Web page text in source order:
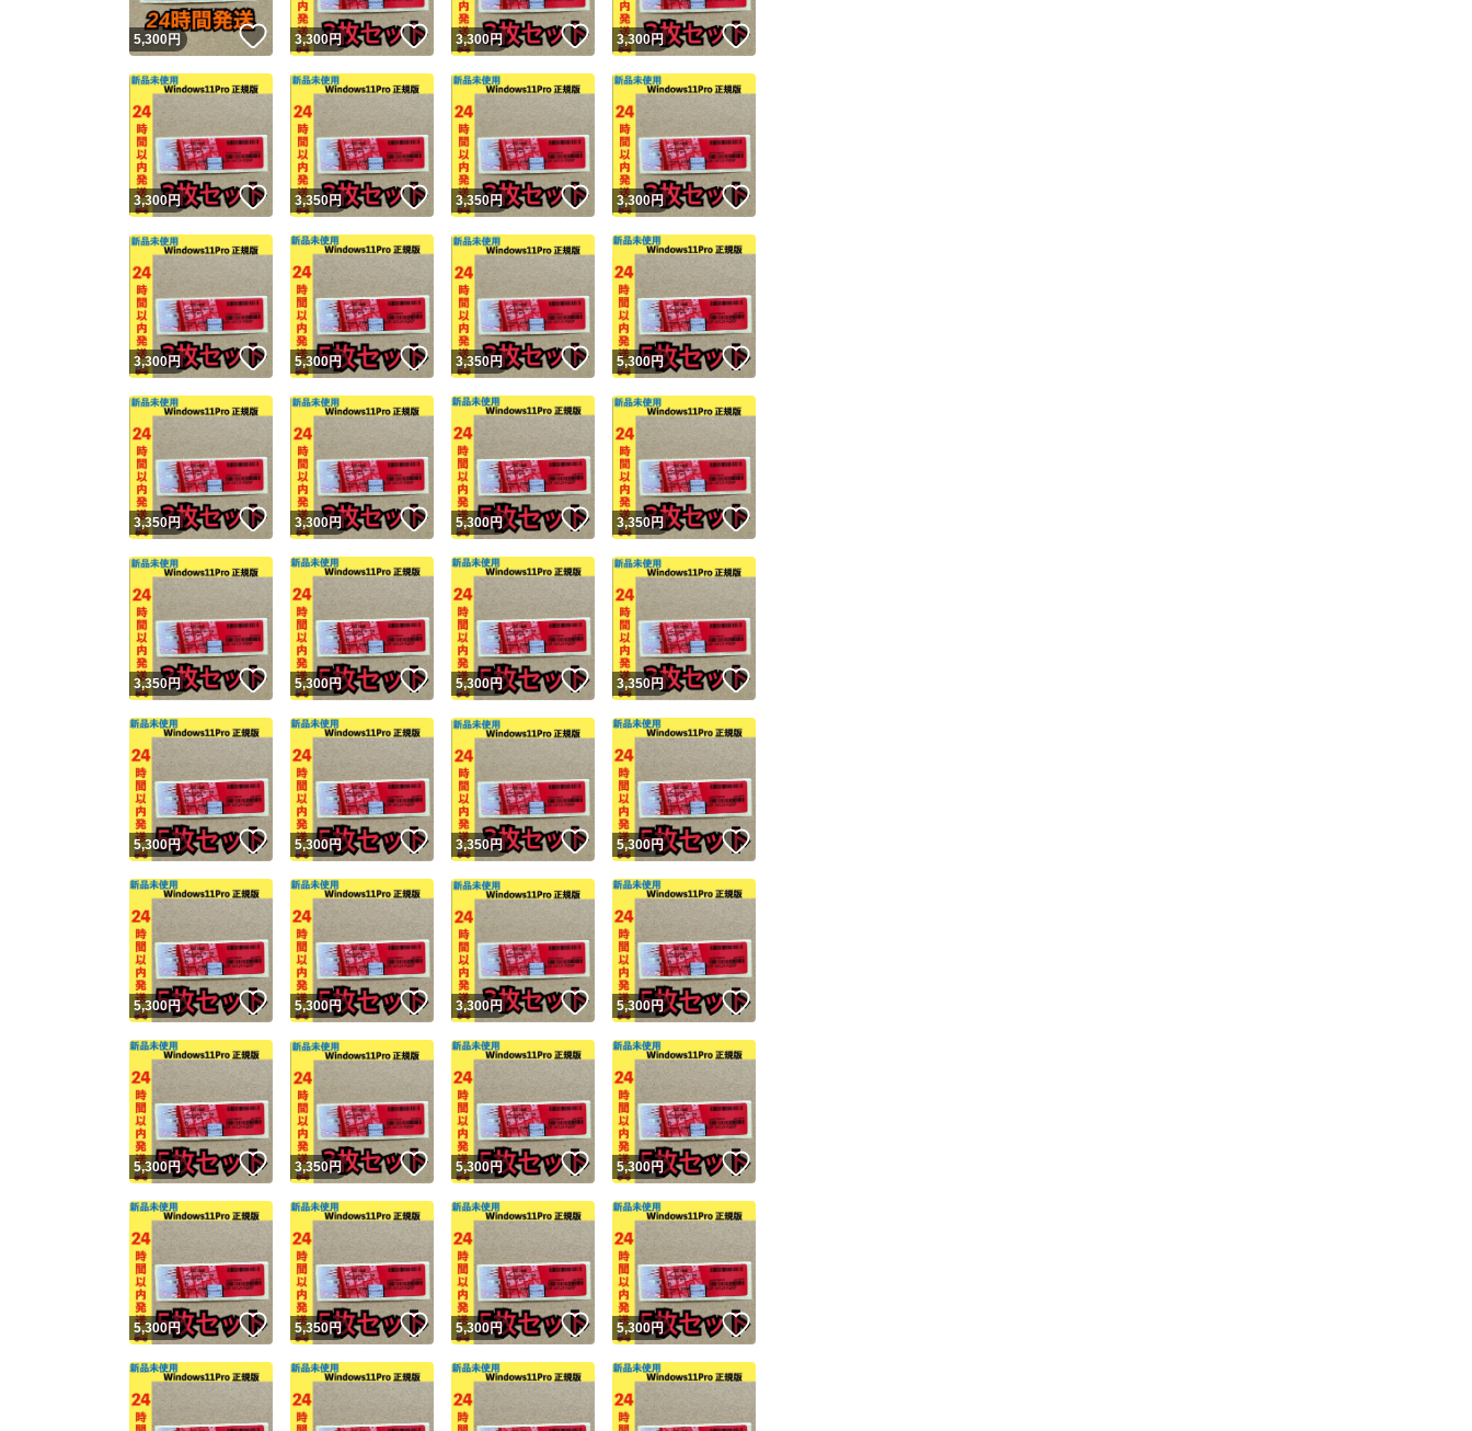
他フリマ実績◯+ このユーザーは他フリマサービスでの取引実績があります
スピード&安心発送
※このバッジは実績に基づく表示であり、発送を保証しているものではありません
スピード＆安心発送
このユーザーは高頻度で24時間以内＆設定した発送日数内に発送してい
ます
スピード発送 このユーザーは高頻度で24時間以内に発送しています
安心発送 このユーザーは設定した発送日数内に発送しています
出品ページへ
キャンセル
5,300円 いいね！
3,300円 いいね！
3,300円 いいね！
3,300円
3,300円 いいね！
3,350円 いいね！
3,350円 いいね！
3,300円
3,300円 いいね！
5,300円 いいね！
3,350円 いいね！
5,300円
3,350円 いいね！
3,300円 いいね！
5,300円 いいね！
3,350円
3,350円 いいね！
5,300円 いいね！
5,300円 いいね！
3,350円
5,300円 いいね！
5,300円 いいね！
3,350円 いいね！
5,300円
5,300円 いいね！
5,300円 いいね！
3,300円 いいね！
5,300円
5,300円 いいね！
3,350円 いいね！
5,300円 いいね！
5,300円
5,300円 いいね！
5,350円 いいね！
5,300円 いいね！
5,300円